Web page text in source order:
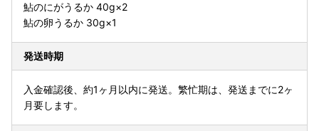
鮎のにがうるか 40g×2
鮎の卵うるか 30g×1
発送時期
入金確認後、約1ヶ月以内に発送。繁忙期は、発送までに2ヶ
月要します。